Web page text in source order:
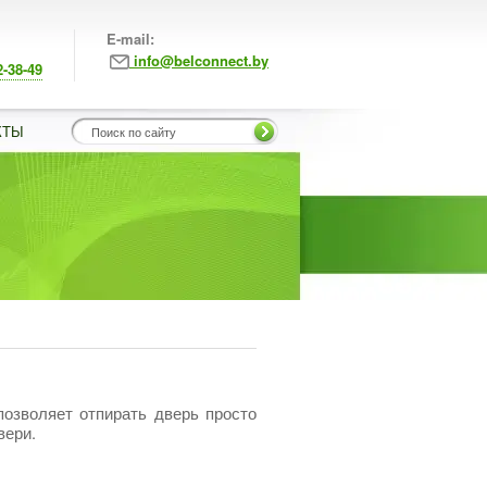
38-49
E-mail:
info@belconnect.by
отпирать дверь просто